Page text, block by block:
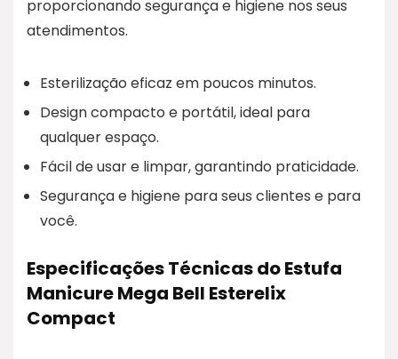
proporcionando segurança e higiene nos seus
atendimentos.
Esterilização eficaz em poucos minutos.
Design compacto e portátil, ideal para
qualquer espaço.
Fácil de usar e limpar, garantindo praticidade.
Segurança e higiene para seus clientes e para
você.
Especificações Técnicas do Estufa
Manicure Mega Bell Esterelix
Compact